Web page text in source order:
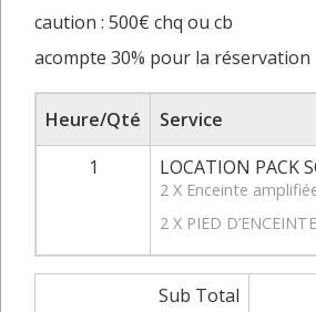
caution : 500€ chq ou cb
acompte 30% pour la réservation
Heure/Qté
Service
1
LOCATION PACK
2 X Enceinte
2 X PIED D’ENCEINTE
Sub Total